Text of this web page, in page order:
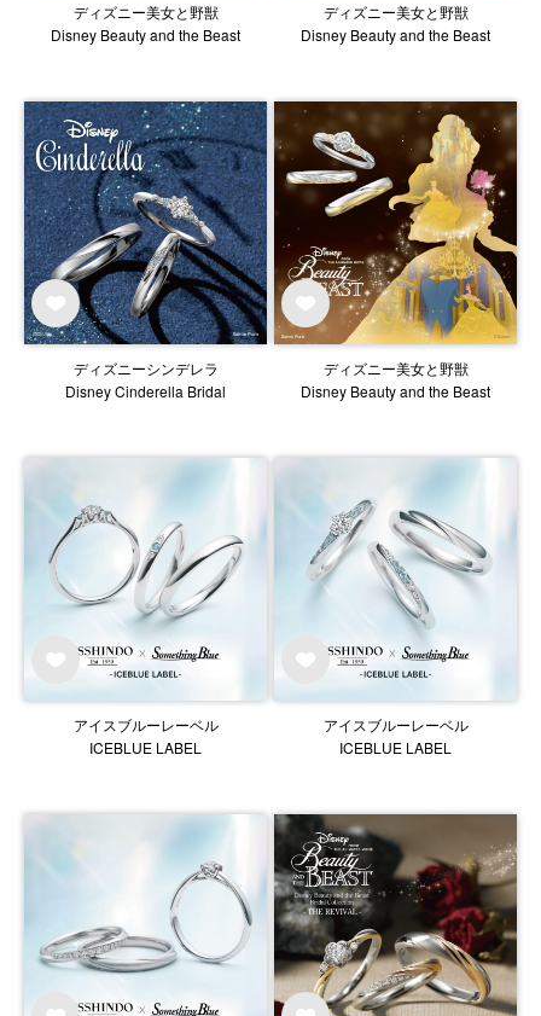
ディズニー美女と野獣
Disney Beauty and the Beast
ディズニー美女と野獣
Disney Beauty and the Beast
ディズニーシンデレラ
Disney Cinderella Bridal
ディズニー美女と野獣
Disney Beauty and the Beast
アイスブルーレーベル
ICEBLUE LABEL
アイスブルーレーベル
ICEBLUE LABEL